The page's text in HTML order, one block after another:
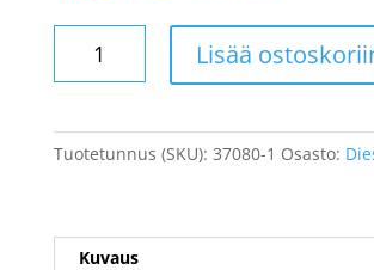
Lisää
Tuotetunnus (SKU): 37080-1 Osasto:
Kuvaus